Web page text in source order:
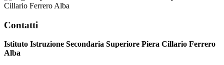
Cillario Ferrero Alba
Contatti
Istituto Istruzione Secondaria Superiore Piera Cillario Ferrero
Alba